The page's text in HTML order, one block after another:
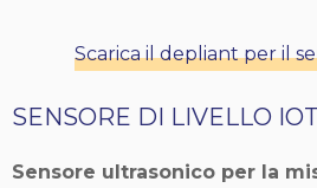
SENSORE DI LIVELLO IOT
Sensore ultrasonico per la
Scarica il depliant per il